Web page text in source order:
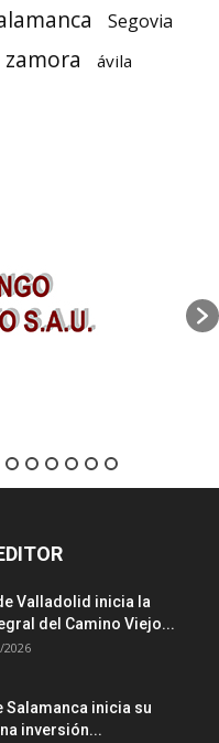
Segovia
zamora ávila
Valladolid inicia la
del Camino Viejo...
2026
Salamanca inicia su
inversión...